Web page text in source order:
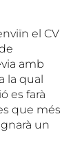
el CV
amb
la qual
es farà
que més
un